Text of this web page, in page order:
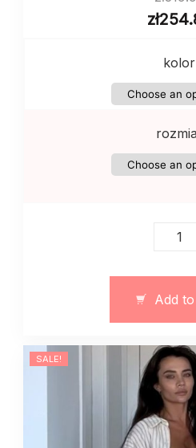
zł
kolor
Damski
paski
ze
Add
SALE!